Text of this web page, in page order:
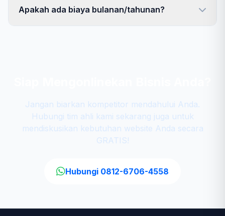
Apakah ada biaya bulanan/tahunan?
Jangan biarkan kompetitor mendahului Anda.
Hubungi tim ahli kami sekarang juga untuk
mendiskusikan kebutuhan website Anda secara
GRATIS!
Hubungi 0812-6706-4558